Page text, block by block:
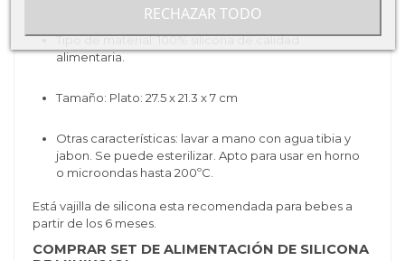
Tipo de material: 100% silicona de calidad
alimentaria.
Tamaño: Plato: 27.5 x 21.3 x 7 cm
Otras características: lavar a mano con agua tibia y
jabon. Se puede esterilizar. Apto para usar en horno
o microondas hasta 200ºC.
Está vajilla de silicona esta recomendada para bebes a
partir de los 6 meses.
COMPRAR SET DE ALIMENTACIÓN DE SILICONA
RECHAZAR TODO